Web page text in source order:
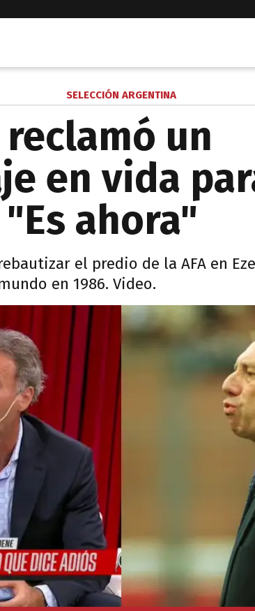
SELECCIÓN ARGENTINA
un
en vida
ahora"
el predio de la AFA en
en 1986. Video.